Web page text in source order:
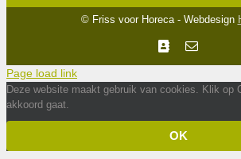
© Friss voor Horeca - Webdesign
Facebook
E-
Page load link
Deze website maakt gebruik van cookies. Klik op
akkoord gaat.
OK